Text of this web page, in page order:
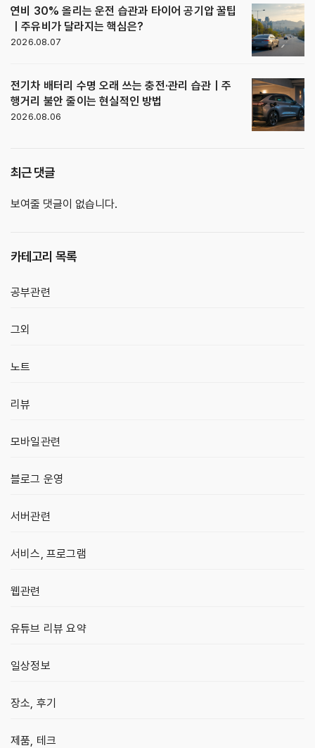
연비 30% 올리는 운전 습관과 타이어 공기압 꿀팁
｜주유비가 달라지는 핵심은?
2026.08.07
전기차 배터리 수명 오래 쓰는 충전·관리 습관｜주
행거리 불안 줄이는 현실적인 방법
2026.08.06
최근 댓글
보여줄 댓글이 없습니다.
카테고리 목록
공부관련
그외
노트
리뷰
모바일관련
블로그 운영
서버관련
서비스, 프로그램
웹관련
유튜브 리뷰 요약
일상정보
장소, 후기
제품, 테크